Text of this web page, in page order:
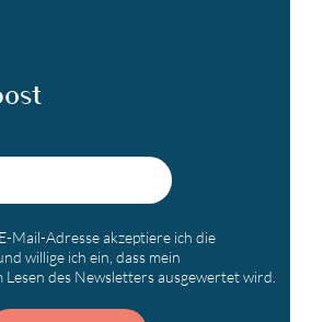
Mail-Adresse akzeptiere ich die
willige ich ein, dass mein
des Newsletters ausgewertet wird.